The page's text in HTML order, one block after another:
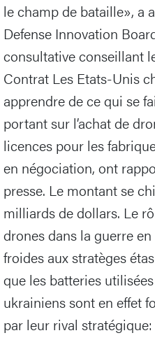
le champ de bataille», a
Defense Innovation
consultative conseillant
Contrat Les Etats-Unis
apprendre de ce qui se
portant sur l’achat de
licences pour les
en négociation, ont
presse. Le montant se
milliards de dollars. Le
drones dans la guerre
froides aux stratèges
que les batteries
ukrainiens sont en effet
par leur rival